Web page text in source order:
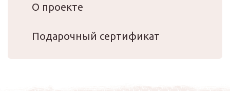
О проекте
Подарочный сертификат